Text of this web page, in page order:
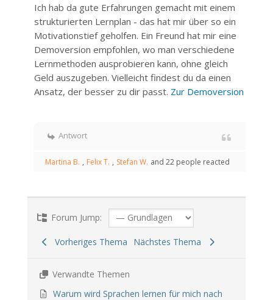
Ich hab da gute Erfahrungen gemacht mit einem
strukturierten Lernplan - das hat mir über so ein
Motivationstief geholfen. Ein Freund hat mir eine
Demoversion empfohlen, wo man verschiedene
Lernmethoden ausprobieren kann, ohne gleich
Geld auszugeben. Vielleicht findest du da einen
Ansatz, der besser zu dir passt. Zur Demoversion
Antwort
Martina B. , Felix T. , Stefan W. and 22 people reacted
Forum Jump:
Vorheriges Thema Nächstes Thema
Verwandte Themen
Warum wird Sprachen lernen für mich nach